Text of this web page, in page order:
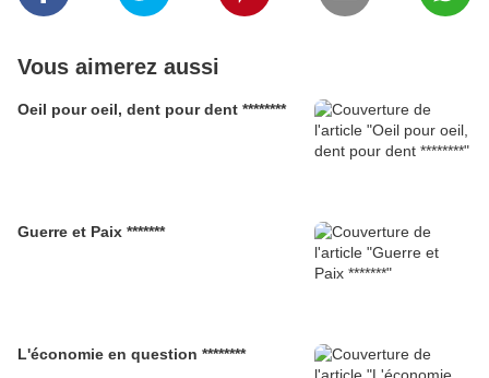
Vous aimerez aussi
Oeil pour oeil, dent pour dent ********
Guerre et Paix *******
L'économie en question ********